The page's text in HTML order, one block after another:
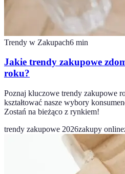
Trendy w Zakupach6 min
Jakie trendy zakupowe
roku?
Poznaj kluczowe trendy zakupowe
kształtować nasze wybory
Zostań na bieżąco z rynkiem!
trendy zakupowe 2026zakupy online